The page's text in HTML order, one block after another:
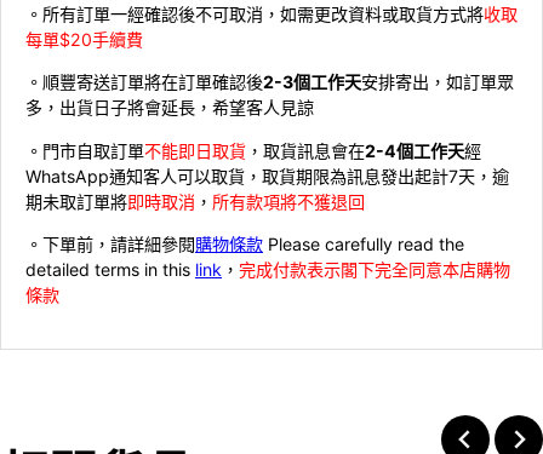
。所有訂單一經確認後不可取消，如需更改資料或取貨方式將收取
每單$20手續費
。順豐寄送訂單將在訂單確認後2-3個工作天安排寄出，如訂單眾
多，出貨日子將會延長，希望客人見諒
。門市自取訂單不能即日取貨 ，取貨訊息會在2-4個工作天經
WhatsApp通知客人可以取貨，取貨期限為訊息發出起計7天，逾
期未取訂單將即時取消 ， 所有款項將不獲退回
。下單前，請詳細參閱購物條款 Please carefully read the
detailed terms in this link ， 完成付款表示閣下完全同意本店購物
條款